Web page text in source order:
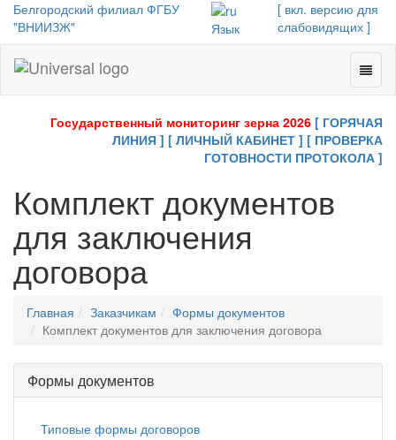
Белгородский филиал ФГБУ
"ВНИИЗЖ"
Язык
[ вкл. версию для
слабовидящих ]
-
Toggle
Государственный мониторинг зерна 2026 [ ГОРЯЧАЯ
ЛИНИЯ ] [ ЛИЧНЫЙ КАБИНЕТ ] [ ПРОВЕРКА
ГОТОВНОСТИ ПРОТОКОЛА ]
Комплект документов
для заключения
договора
Главная Заказчикам
Формы документов
Комплект документов для заключения договора
Формы документов
Типовые формы договоров